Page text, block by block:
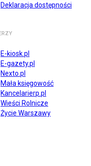
Deklaracja dostępności
E-kiosk.pl
E-gazety.pl
Nexto.pl
Mała księgowość
Kancelarierp.pl
Wieści Rolnicze
Życie Warszawy